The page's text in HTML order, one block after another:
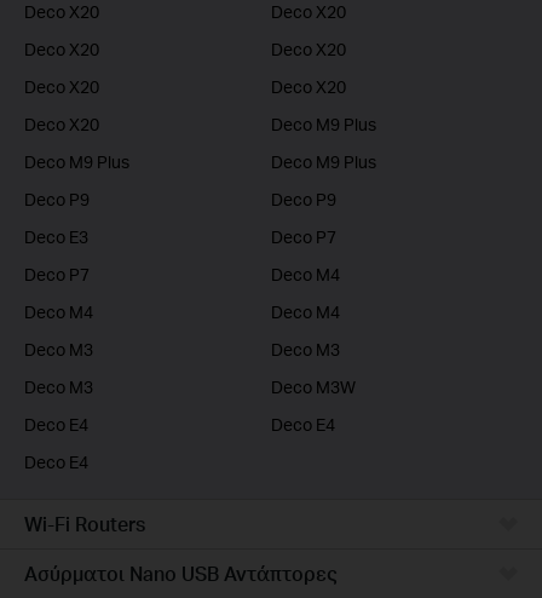
Deco X20
Deco X20
Deco X20
Deco X20
Deco X20
Deco X20
Deco X20
Deco M9 Plus
Deco M9 Plus
Deco M9 Plus
Deco P9
Deco P9
Deco E3
Deco P7
Deco P7
Deco M4
Deco M4
Deco M4
Deco M3
Deco M3
Deco M3
Deco M3W
Deco E4
Deco E4
Deco E4
Wi-Fi Routers
Ασύρματοι Nano USB Αντάπτορες